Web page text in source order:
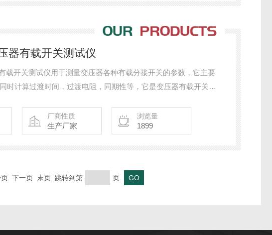
器有载开关测试仪
载开关测试仪用于测量变压器各种有载分接开关的参数，它主要
时计算过渡时间，过渡电阻，同期性等，它是变压器有载开关检
厂商性质
生产厂家
浏览量
1899
下一页 末页 跳转到第 页